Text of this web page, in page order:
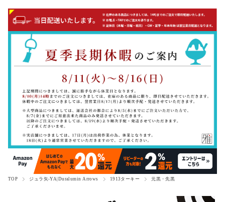
TOP ジュラ矢-YA|Duralumin Arrows 1913ターキー 元黒・先黒